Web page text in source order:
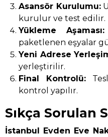
Asansör Kurulumu:
kurulur ve test edilir.
Yükleme Aşaması:
paketlenen eşyalar
Yeni Adrese
yerleştirilir.
Final Kontrolü:
kontrol yapılır.
Sıkça Sorulan
İstanbul Evden Eve